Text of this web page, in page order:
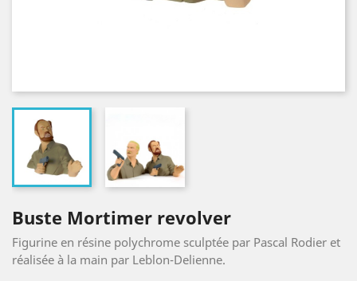
Buste Mortimer revolver
Figurine en résine polychrome sculptée par Pascal Rodier et
réalisée à la main par Leblon-Delienne.